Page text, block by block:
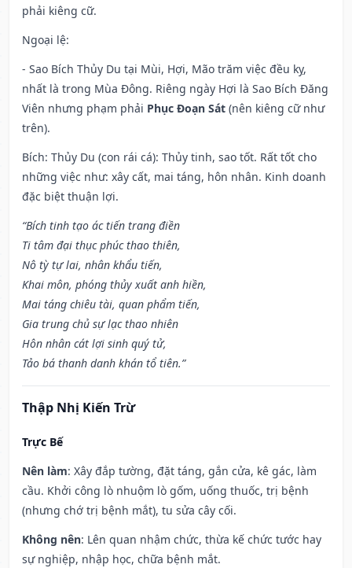
phải kiêng cữ.
Ngoại lệ:
- Sao Bích Thủy Du tại Mùi, Hợi, Mão trăm việc đều kỵ,
nhất là trong Mùa Đông. Riêng ngày Hợi là Sao Bích Đăng
Viên nhưng phạm phải Phục Đoạn Sát (nên kiêng cữ như
trên).
Bích: Thủy Du (con rái cá): Thủy tinh, sao tốt. Rất tốt cho
những việc như: xây cất, mai táng, hôn nhân. Kinh doanh
đặc biệt thuận lợi.
“Bích tinh tạo ác tiến trang điền
Ti tâm đại thục phúc thao thiên,
Nô tỳ tự lai, nhân khẩu tiến,
Khai môn, phóng thủy xuất anh hiền,
Mai táng chiêu tài, quan phẩm tiến,
Gia trung chủ sự lạc thao nhiên
Hôn nhân cát lợi sinh quý tử,
Tảo bá thanh danh khán tổ tiên.”
Thập Nhị Kiến Trừ
Trực Bế
Nên làm: Xây đắp tường, đặt táng, gắn cửa, kê gác, làm
cầu. Khởi công lò nhuộm lò gốm, uống thuốc, trị bệnh
(nhưng chớ trị bệnh mắt), tu sửa cây cối.
Không nên: Lên quan nhậm chức, thừa kế chức tước hay
sự nghiệp, nhập học, chữa bệnh mắt.